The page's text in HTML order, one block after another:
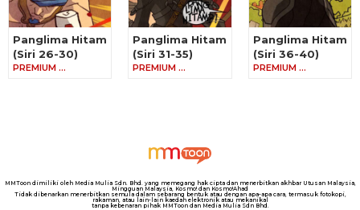
Panglima Hitam
(Siri 26-30)
PREMIUM …
Panglima Hitam
(Siri 31-35)
PREMIUM …
Panglima Hitam
(Siri 36-40)
PREMIUM …
MMToon dimiliki oleh Media Mulia Sdn. Bhd. yang memegang hak cipta dan menerbitkan akhbar Utusan Malaysia,
Mingguan Malaysia, Kosmo! dan Kosmo!Ahad
Tidak dibenarkan menerbitkan semula dalam sebarang bentuk atau dengan apa-apa cara, termasuk fotokopi,
rakaman, atau lain-lain kaedah elektronik atau mekanikal
tanpa kebenaran pihak MMToon dan Media Mulia Sdn Bhd.